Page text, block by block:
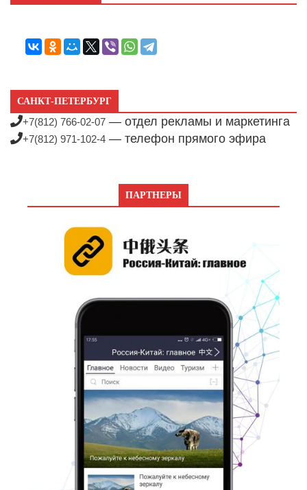
САНКТ-ПЕТЕРБУРГ
+7(812) 766-02-07 — отдел рекламы и маркетинга
+7(812) 971-102-4 — телефон прямого эфира
ПАРТНЕРЫ